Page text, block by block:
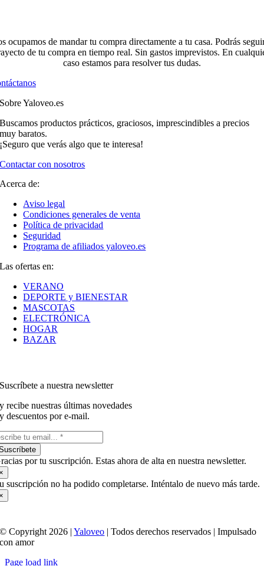
ocupamos de mandar tu compra directamente a tu casa. Podrás
de tu compra en tiempo real. Sin gastos imprevistos. En
caso estamos para resolver tus dudas.
Sobre Yaloveo.es
Buscamos productos prácticos, graciosos, imprescindibles a precios
muy baratos.
¡Seguro que verás algo que te interesa!
Contactar con nosotros
Acerca de:
Aviso legal
Condiciones generales de venta
Política de privacidad
Seguridad
Programa de afiliados yaloveo.es
Las ofertas en:
VERANO
DEPORTE y BIENESTAR
MASCOTAS
ELECTRÓNICA
HOGAR
BAZAR
Suscríbete a nuestra newsletter
y recibe nuestras últimas novedades
y descuentos por e-mail.
por tu suscripción. Estas ahora de alta en nuestra newsletter.
suscripción no ha podido completarse. Inténtalo de nuevo más tarde.
© Copyright 2026 |Yaloveo | Todos derechos reservados | Impulsado
con amor
Page load link